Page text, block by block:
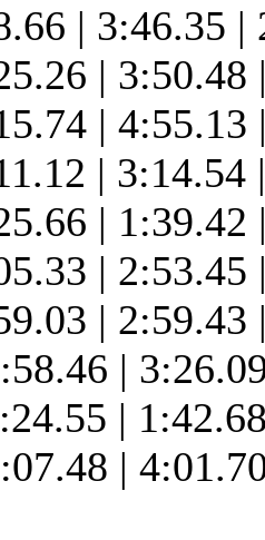
| 3:46.35 |
| 3:50.48
| 4:55.13
| 3:14.54
| 1:39.42
| 2:53.45
| 2:59.43
|
|
|